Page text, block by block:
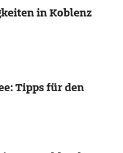
in Koblenz
Tipps für den